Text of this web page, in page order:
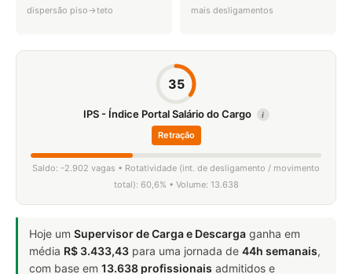
dispersão piso→teto mais desligamentos
35
IPS - Índice Portal Salário do Cargo i
Retração
Saldo: -2.902 vagas • Rotatividade (int. de desligamento / movimento
total): 60,6% • Volume: 13.638
Hoje um Supervisor de Carga e Descarga ganha em
média R$ 3.433,43 para uma jornada de 44h semanais,
com base em 13.638 profissionais admitidos e